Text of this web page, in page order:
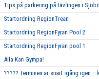
Tips på parkering på tävlingen i Sjöbo
Startordning RegionTrean
Startordning RegionFyran Pool 2
Startordning RegionFyran pool 1
Alla Kan Gympa!
????? Terminen är snart igång igen